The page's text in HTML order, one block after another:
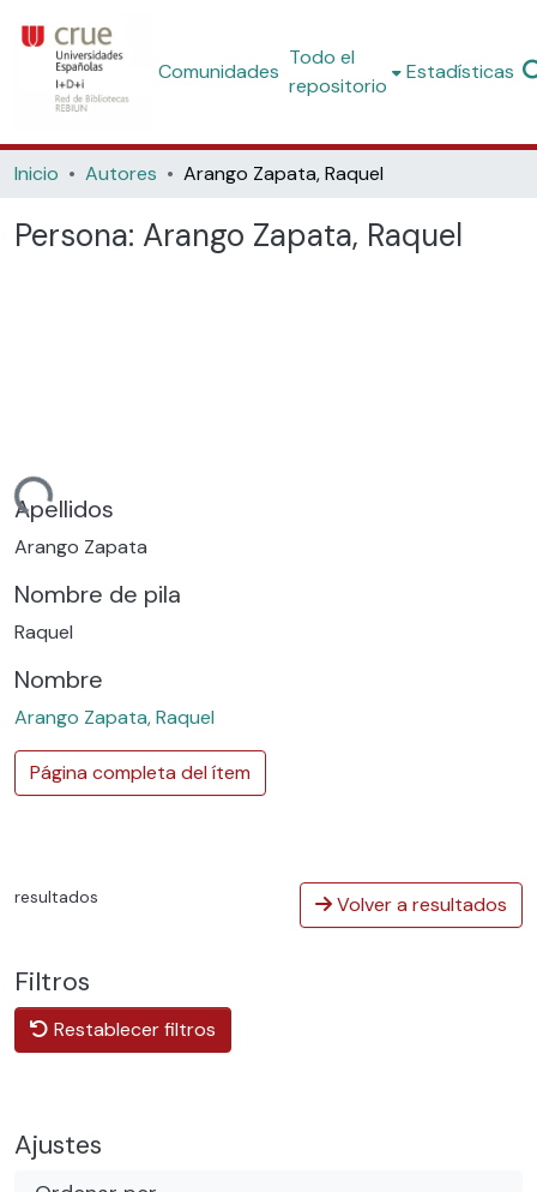
Comunidades
Todo el
repositorio
Estadísticas
Inicio Autores Arango Zapata, Raquel
Persona: Arango Zapata, Raquel
Apellidos
Arango Zapata
Nombre de pila
Raquel
Nombre
Arango Zapata, Raquel
Página completa del ítem
resultados Volver a resultados
Filtros
Restablecer filtros
Ajustes